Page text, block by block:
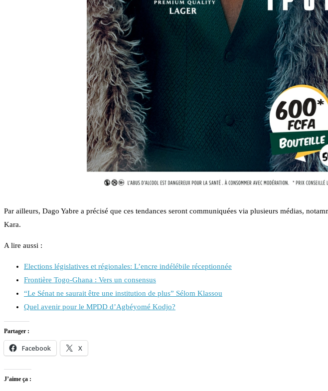
Par ailleurs, Dago Yabre a précisé que ces tendances seront communiquées via plusieurs médias,
Kara.
A lire aussi :
Elections législatives et régionales: L’encre indélébile réceptionnée
Frontière Togo-Ghana : Vers un consensus
“Le Sénat ne saurait être une institution de plus” Sélom Klassou
Quel avenir pour le MPDD d’Agbéyomé Kodjo?
Partager :
Facebook X
J’aime ça :